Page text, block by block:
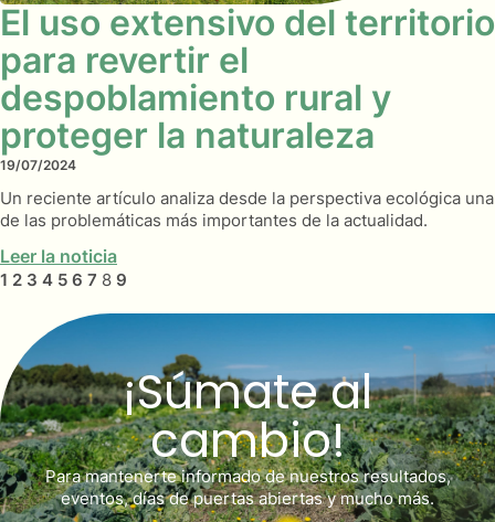
El uso extensivo del territorio
para revertir el
despoblamiento rural y
proteger la naturaleza
19/07/2024
Un reciente artículo analiza desde la perspectiva ecológica una
de las problemáticas más importantes de la actualidad.
Leer la noticia
1 2 3 4 5 6 7 8 9
¡Súmate al
cambio!
Para mantenerte informado de nuestros resultados,
eventos, días de puertas abiertas y mucho más.